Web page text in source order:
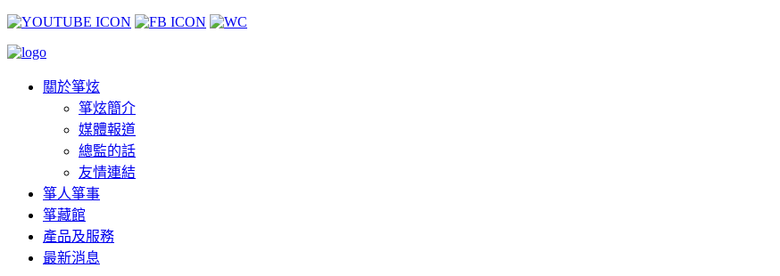
關於箏炫
箏炫簡介
媒體報道
總監的話
友情連結
箏人箏事
箏藏館
產品及服務
最新消息